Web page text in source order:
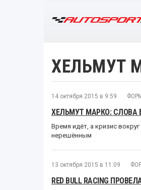
ХЕЛЬМУТ
14 октября 2015 в 9:59
ХЕЛЬМУТ МАРКО: СЛОВА
Время идёт, а кризис
нерешённым
13 октября 2015 в 11:09
RED BULL RACING